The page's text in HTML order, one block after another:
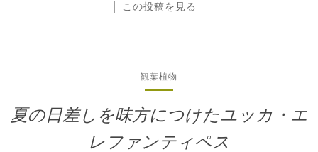
この投稿を見る
観葉植物
夏の日差しを味方につけたユッカ・エ
レファンティペス